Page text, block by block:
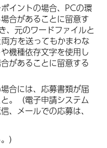
イントの場合、PCの環
合があることに留意す
、元のワードファイルと
方を送ってもかまわな
機種依存文字を使用し
があることに留意する
合には、応募書類が届
。（電子申請システム
、メールでの応募は、
）